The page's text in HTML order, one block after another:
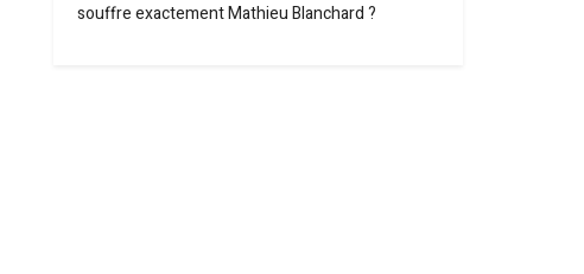
souffre exactement Mathieu Blanchard ?